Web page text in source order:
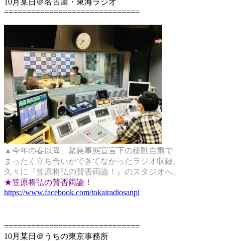
10月某日＠名古屋・東海ラジオ
==============================
▲今年の春以降、緊急事態宣言下の移動自粛で
まったく立ち合いができてなかったラジオ収録。
久々に『笠原将弘の賛否両論！』のスタジオへ。
★笠原将弘の賛否両論！
https://www.facebook.com/tokairadiosanpi
==============================
10月某日＠うちの東京事務所